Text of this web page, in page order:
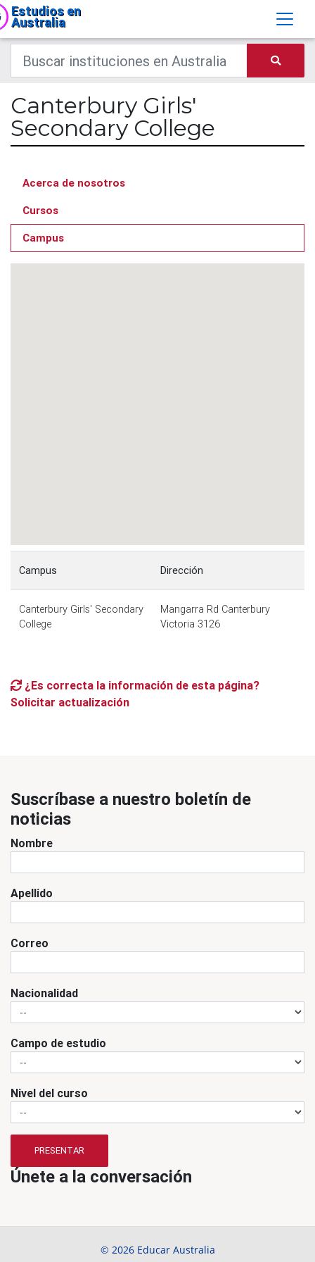
Estudios en
Australia
Canterbury Girls'
Secondary College
Acerca de nosotros
Cursos
Campus
Campus Dirección
Canterbury Girls' Secondary
College
Mangarra Rd Canterbury
Victoria 3126
¿Es correcta la información de esta página?
Solicitar actualización
Suscríbase a nuestro boletín de
noticias
Nombre
Apellido
Correo
Nacionalidad
Campo de estudio
Nivel del curso
PRESENTAR
Únete a la conversación
© 2026 Educar Australia